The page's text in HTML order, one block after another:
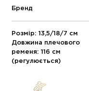
Бренд
Розмір: 13,5/18/7 см
Довжина плечового
ременя: 116 см
(регулюється)